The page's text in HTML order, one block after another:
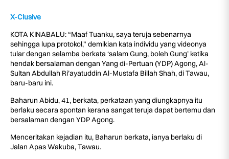
X-Clusive
KOTA KINABALU: “Maaf Tuanku, saya teruja sebenarnya
sehingga lupa protokol,” demikian kata individu yang videonya
tular dengan selamba berkata ‘salam Gung, boleh Gung’ ketika
hendak bersalaman dengan Yang di-Pertuan (YDP) Agong, Al-
Sultan Abdullah Ri’ayatuddin Al-Mustafa Billah Shah, di Tawau,
baru-baru ini.
Baharun Abidu, 41, berkata, perkataan yang diungkapnya itu
berlaku secara spontan kerana sangat teruja dapat bertemu dan
bersalaman dengan YDP Agong.
Menceritakan kejadian itu, Baharun berkata, ianya berlaku di
Jalan Apas Wakuba, Tawau.